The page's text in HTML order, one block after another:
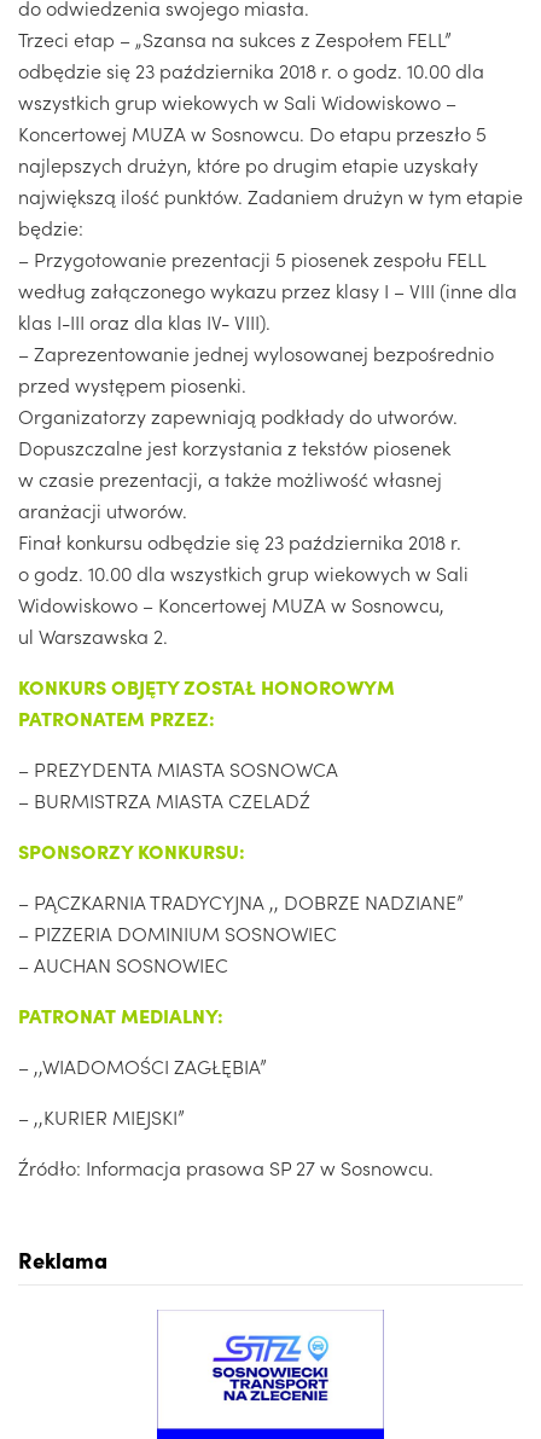
do odwiedzenia swojego miasta.
Trzeci etap – „Szansa na sukces z Zespołem FELL”
odbędzie się 23 października 2018 r. o godz. 10.00 dla
wszystkich grup wiekowych w Sali Widowiskowo –
Koncertowej MUZA w Sosnowcu. Do etapu przeszło 5
najlepszych drużyn, które po drugim etapie uzyskały
największą ilość punktów. Zadaniem drużyn w tym etapie
będzie:
– Przygotowanie prezentacji 5 piosenek zespołu FELL
według załączonego wykazu przez klasy I – VIII (inne dla
klas I-III oraz dla klas IV- VIII).
– Zaprezentowanie jednej wylosowanej bezpośrednio
przed występem piosenki.
Organizatorzy zapewniają podkłady do utworów.
Dopuszczalne jest korzystania z tekstów piosenek
w czasie prezentacji, a także możliwość własnej
aranżacji utworów.
Finał konkursu odbędzie się 23 października 2018 r.
o godz. 10.00 dla wszystkich grup wiekowych w Sali
Widowiskowo – Koncertowej MUZA w Sosnowcu,
ul Warszawska 2.
KONKURS OBJĘTY ZOSTAŁ HONOROWYM
PATRONATEM PRZEZ:
– PREZYDENTA MIASTA SOSNOWCA
– BURMISTRZA MIASTA CZELADŹ
SPONSORZY KONKURSU:
– PĄCZKARNIA TRADYCYJNA ,, DOBRZE NADZIANE”
– PIZZERIA DOMINIUM SOSNOWIEC
– AUCHAN SOSNOWIEC
PATRONAT MEDIALNY:
– ,,WIADOMOŚCI ZAGŁĘBIA”
– ,,KURIER MIEJSKI”
Źródło: Informacja prasowa SP 27 w Sosnowcu.
Reklama